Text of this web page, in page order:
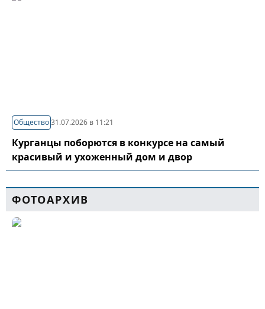
Общество31.07.2026 в 11:21
Курганцы поборются в конкурсе на самый
красивый и ухоженный дом и двор
ФОТОАРХИВ